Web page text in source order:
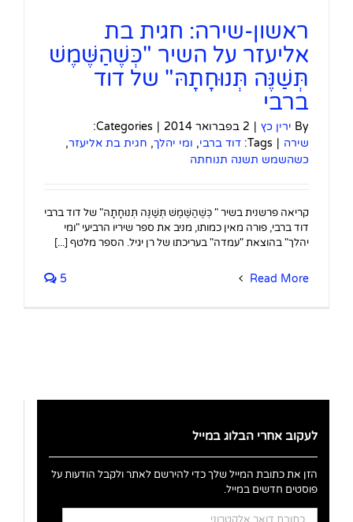
ראשון-שירה: חגית בת
אליעזר על השיר "כְּשֶׁהַשֶּׁמֶשׁ
תְּשַׁנֶּה תְּנוּחָתָהּ" של דוד
ברבי
By ירין כץ | 2 בפברואר 2014 |
Categories:
שירה |
Tags: דוד ברבי, ומי יהלך, חגית בת אליעזר,
כשהשמש תשנה תנוחתה
קריאה פרשנית בשיר " כְּשֶׁהַשֶּׁמֶשׁ תְּשַׁנֶּה תְּנוּחָתָהּ" של דוד ברבי
דוד ברבי, פורה מאין כמותו, מניב את ספר שיריו הרביעי "ומי
יהלך" בהוצאת "עמדה" בעריכתו של רן יגיל. הספר מלטף [...]
Read More
5
לעקוב אחרי הבלוג במייל
הזן את כתובת המייל שלך כדי להירשם לאתר ולקבל הודעות על
פוסטים חדשים במייל.
כתובת